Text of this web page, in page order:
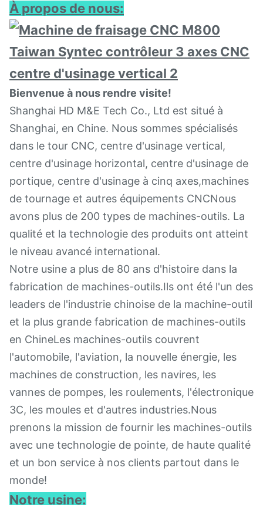
À propos de nous:
Bienvenue à nous rendre visite!
Shanghai HD M&E Tech Co., Ltd est situé à
Shanghai, en Chine. Nous sommes spécialisés
dans le tour CNC, centre d'usinage vertical,
centre d'usinage horizontal, centre d'usinage de
portique, centre d'usinage à cinq axes,machines
de tournage et autres équipements CNCNous
avons plus de 200 types de machines-outils. La
qualité et la technologie des produits ont atteint
le niveau avancé international.
Notre usine a plus de 80 ans d'histoire dans la
fabrication de machines-outils.Ils ont été l'un des
leaders de l'industrie chinoise de la machine-outil
et la plus grande fabrication de machines-outils
en ChineLes machines-outils couvrent
l'automobile, l'aviation, la nouvelle énergie, les
machines de construction, les navires, les
vannes de pompes, les roulements, l'électronique
3C, les moules et d'autres industries.Nous
prenons la mission de fournir les machines-outils
avec une technologie de pointe, de haute qualité
et un bon service à nos clients partout dans le
monde!
Notre usine: